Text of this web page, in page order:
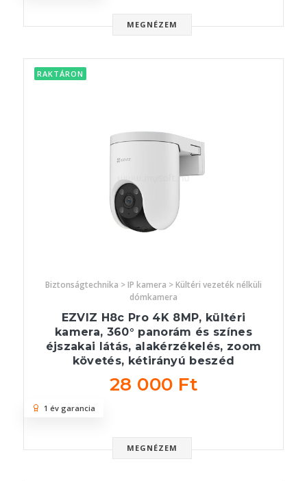
MEGNÉZEM
RAKTÁRON
Biztonságtechnika > IP kamera > Kültéri vezeték nélküli
dómkamera
EZVIZ H8c Pro 4K 8MP, kültéri
kamera, 360° panorám és színes
éjszakai látás, alakérzékelés, zoom
követés, kétirányú beszéd
28 000 Ft
MEGNÉZEM
1 év garancia